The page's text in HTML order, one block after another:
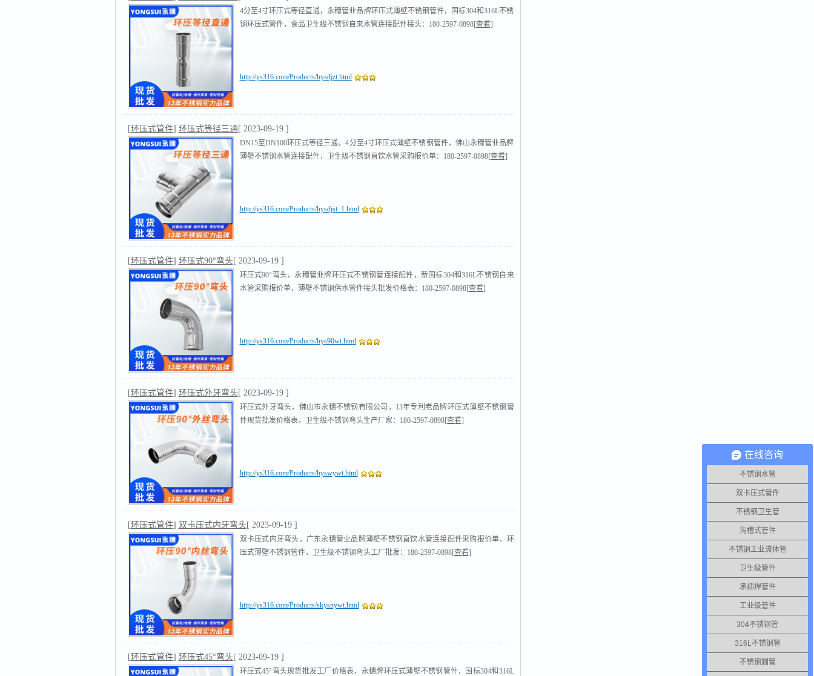
4分至4寸环压式等径直通，永穗管业品牌环压式薄壁不锈钢管件，国标304和316L不锈
钢环压式管件，食品卫生级不锈钢自来水管连接配件接头：180-2597-0898[查看]
http://ys316.com/Products/hysdjzt.html
[环压式管件] 环压式等径三通 [ 2023-09-19 ]
DN15至DN100环压式等径三通，4分至4寸环压式薄壁不锈钢管件，佛山永穗管业品牌
薄壁不锈钢水管连接配件，卫生级不锈钢直饮水管采购报价单：180-2597-0898[查看]
http://ys316.com/Products/hysdjst_1.html
[环压式管件] 环压式90°弯头[ 2023-09-19 ]
环压式90°弯头，永穗管业牌环压式不锈钢管连接配件，新国标304和316L不锈钢自来
水管采购报价单，薄壁不锈钢供水管件接头批发价格表：180-2597-0898[查看]
http://ys316.com/Products/hys90wt.html
[环压式管件] 环压式外牙弯头[ 2023-09-19 ]
环压式外牙弯头，佛山市永穗不锈钢有限公司，13年专利老品牌环压式薄壁不锈钢管
件现货批发价格表，卫生级不锈钢弯头生产厂家：180-2597-0898[查看]
http://ys316.com/Products/hyswywt.html
[环压式管件] 双卡压式内牙弯头[ 2023-09-19 ]
双卡压式内牙弯头，广东永穗管业品牌薄壁不锈钢直饮水管连接配件采购报价单，环
压式薄壁不锈钢管件，卫生级不锈钢弯头工厂批发：180-2597-0898[查看]
http://ys316.com/Products/skysnywt.html
[环压式管件] 环压式45°弯头[ 2023-09-19 ]
环压式45°弯头现货批发工厂价格表，永穗牌环压式薄壁不锈钢管件，国标304和316L
在线咨询
不锈钢水管
双卡压式管件
不锈钢卫生管
沟槽式管件
不锈钢工业流体管
卫生级管件
承插焊管件
工业级管件
304不锈钢管
316L不锈钢管
不锈钢圆管